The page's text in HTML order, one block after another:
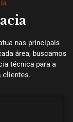
nas principais
área, buscamos
técnica para a
clientes.